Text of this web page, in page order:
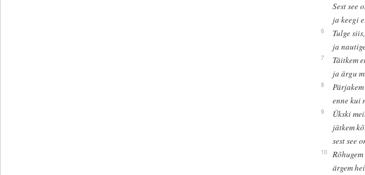
Sest see
ja keegi
6
Tulge
ja
7
Täitkem
ja ärgu
8
enne kui
9
Ükski
jätkem
sest see
10
ärgem